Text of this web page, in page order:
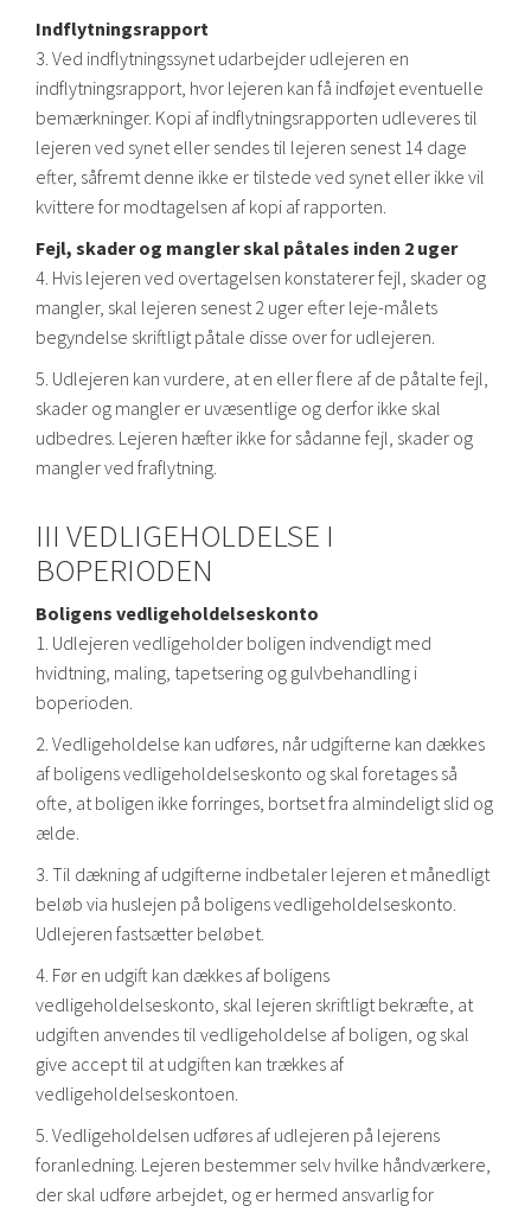
Indflytningsrapport
3. Ved indflytningssynet udarbejder udlejeren en
indflytningsrapport, hvor lejeren kan få indføjet eventuelle
bemærkninger. Kopi af indflytningsrapporten udleveres til
lejeren ved synet eller sendes til lejeren senest 14 dage
efter, såfremt denne ikke er tilstede ved synet eller ikke vil
kvittere for modtagelsen af kopi af rapporten.
Fejl, skader og mangler skal påtales inden 2 uger
4. Hvis lejeren ved overtagelsen konstaterer fejl, skader og
mangler, skal lejeren senest 2 uger efter leje-målets
begyndelse skriftligt påtale disse over for udlejeren.
5. Udlejeren kan vurdere, at en eller flere af de påtalte fejl,
skader og mangler er uvæsentlige og derfor ikke skal
udbedres. Lejeren hæfter ikke for sådanne fejl, skader og
mangler ved fraflytning.
III VEDLIGEHOLDELSE I
BOPERIODEN
Boligens vedligeholdelseskonto
1. Udlejeren vedligeholder boligen indvendigt med
hvidtning, maling, tapetsering og gulvbehandling i
boperioden.
2. Vedligeholdelse kan udføres, når udgifterne kan dækkes
af boligens vedligeholdelseskonto og skal foretages så
ofte, at boligen ikke forringes, bortset fra almindeligt slid og
ælde.
3. Til dækning af udgifterne indbetaler lejeren et månedligt
beløb via huslejen på boligens vedligeholdelseskonto.
Udlejeren fastsætter beløbet.
4. Før en udgift kan dækkes af boligens
vedligeholdelseskonto, skal lejeren skriftligt bekræfte, at
udgiften anvendes til vedligeholdelse af boligen, og skal
give accept til at udgiften kan trækkes af
vedligeholdelseskontoen.
5. Vedligeholdelsen udføres af udlejeren på lejerens
foranledning. Lejeren bestemmer selv hvilke håndværkere,
der skal udføre arbejdet, og er hermed ansvarlig for